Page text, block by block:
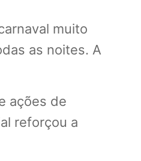
muito
as noites. A
ações de
reforçou a